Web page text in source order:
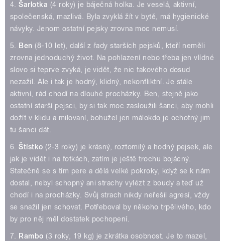
4.Šarlotka (4 roky) je báječná holka. Je veselá, aktivní,
společenská, mazlivá. Byla zvyklá žít v bytě, má hygienické
návyky. Jenom ostatní pejsky zrovna moc nemusí.
5. Ben (8-10 let), další z řady starších pejsků, kteří neměli
zrovna jednoduchý život. Na pohlazení nebo třeba jen vlídné
slovo si teprve zvyká, je vidět, že nic takového dosud
nezažil. Ale i tak je hodný, klidný, nekonfliktní. Je stále
aktivní, rád chodí na dlouhé procházky. Ben, stejně jako
ostatní starší pejsci, by si tak moc zasloužili šanci, aby mohli
dožít v klidu a milovaní, bohužel jen málokdo je ochotný jim
tu šanci dát.
6.Štístko (2-3 roky) je krásný, roztomilý a hodný pejsek, ale
jak je vidět i na fotkách, zatím je ještě trochu bojácný.
Statečně se s tím pere a dělá velké pokroky, když se k nám
dostal, nebyl schopný ani strachy vylézt z boudy a teď už
chodí i na procházky. Svůj strach nikdy neřešil agresí, vždy
se snažil jen schovat. Potřeboval by někoho trpělivého, kdo
by pro něj měl dostatek pochopení.
7. Rambo (3 roky, 19 kg) je zkrátka osobnost. Je to mazel,